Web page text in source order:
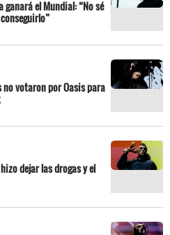
ganará el Mundial: “No sé
no votaron por Oasis para
dejar las drogas y el